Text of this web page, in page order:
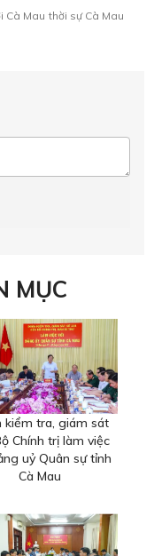
Cà Mau thời sự Cà Mau
MỤC
kiểm tra, giám sát
Chính trị làm việc
uỷ Quân sự tỉnh
Cà Mau